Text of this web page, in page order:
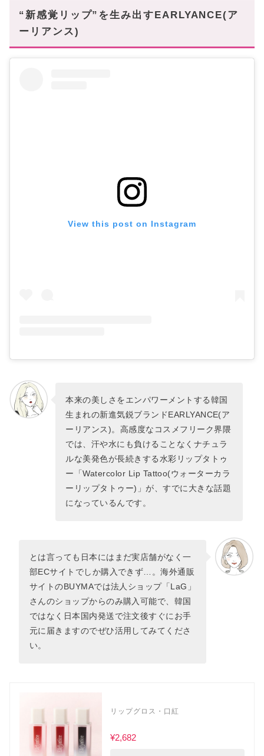
プ”は迷わず買い!
“新感覚リップ”を生み出すEARLYANCE(ア
ーリアンス)
View this post on Instagram
本来の美しさをエンパワーメントする韓国
生まれの新進気鋭ブランドEARLYANCE(ア
ーリアンス)。高感度なコスメフリーク界隈
では、汗や水にも負けることなくナチュラ
ルな美発色が長続きする水彩リップタトゥ
ー「Watercolor Lip Tattoo(ウォーターカラ
ーリップタトゥー)」が、すでに大きな話題
になっているんです。
とは言っても日本にはまだ実店舗がなく一
部ECサイトでしか購入できず…。海外通販
サイトのBUYMAでは法人ショップ「LaG」
さんのショップからのみ購入可能で、韓国
ではなく日本国内発送で注文後すぐにお手
元に届きますのでぜひ活用してみてくださ
い。
リップグロス・口紅
¥2,682